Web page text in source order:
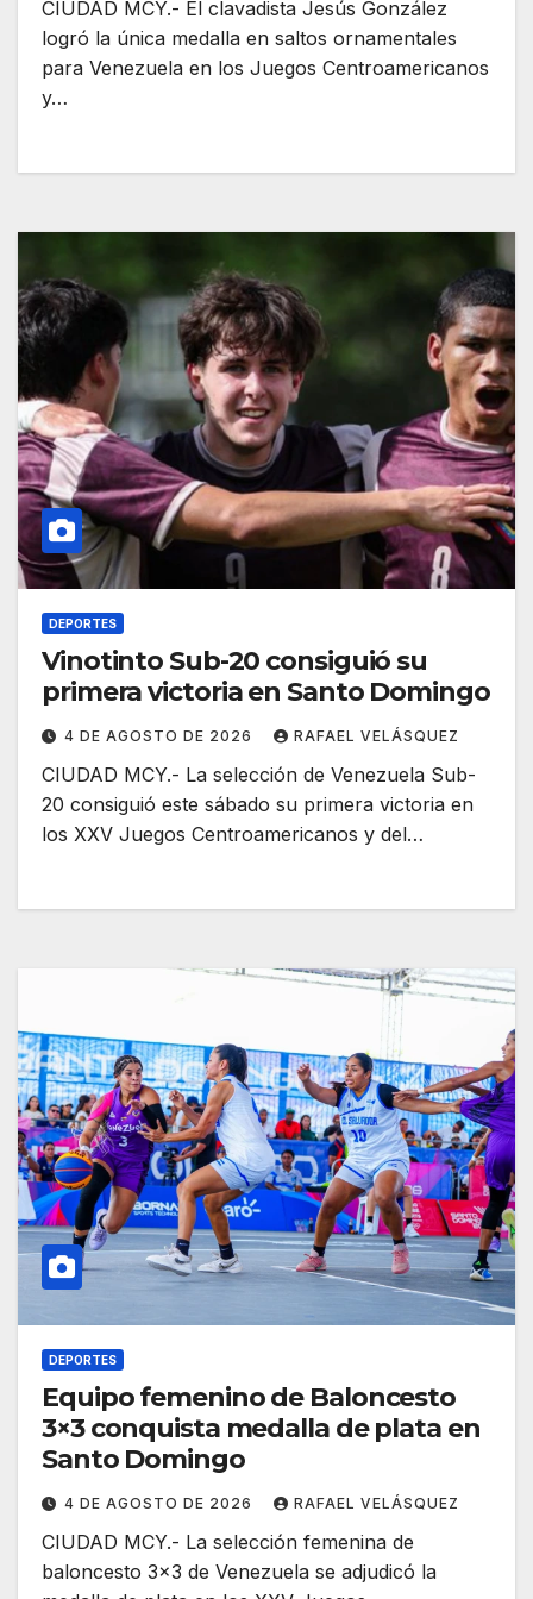
CIUDAD MCY.- El clavadista Jesús González
logró la única medalla en saltos ornamentales
para Venezuela en los Juegos Centroamericanos
y…
DEPORTES
Vinotinto Sub-20 consiguió su
primera victoria en Santo Domingo
4 DE AGOSTO DE 2026 RAFAEL VELÁSQUEZ
CIUDAD MCY.- La selección de Venezuela Sub-
20 consiguió este sábado su primera victoria en
los XXV Juegos Centroamericanos y del…
DEPORTES
Equipo femenino de Baloncesto
3×3 conquista medalla de plata en
Santo Domingo
4 DE AGOSTO DE 2026 RAFAEL VELÁSQUEZ
CIUDAD MCY.- La selección femenina de
baloncesto 3×3 de Venezuela se adjudicó la